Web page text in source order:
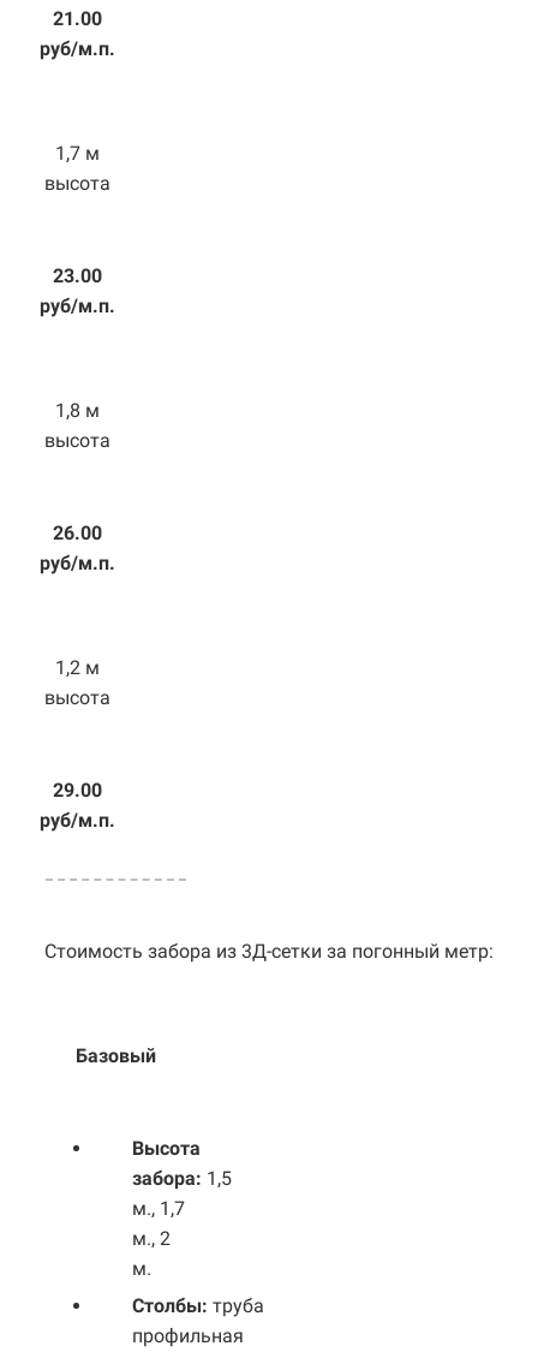
21.00
руб/м.п.
1,7 м
высота
23.00
руб/м.п.
1,8 м
высота
26.00
руб/м.п.
1,2 м
высота
29.00
руб/м.п.
Стоимость забора из 3Д-сетки за погонный метр:
Базовый
Высота
забора: 1,5
м., 1,7
м., 2
м.
Столбы: труба
профильная